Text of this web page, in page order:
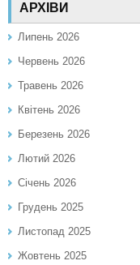
АРХІВИ
Липень 2026
Червень 2026
Травень 2026
Квітень 2026
Березень 2026
Лютий 2026
Січень 2026
Грудень 2025
Листопад 2025
Жовтень 2025